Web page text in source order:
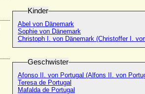
Kinder
Abel von Dänemark
Sophie von Dänemark
Christoph I. von Dänemark (Christoffer I.
Geschwister
Afonso II. von Portugal (Alfons II. von
Teresa de Portugal
Mafalda de Portugal